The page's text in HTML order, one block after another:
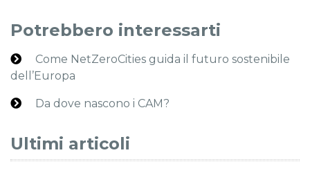
Potrebbero interessarti
Come NetZeroCities guida il futuro sostenibile
dell’Europa
Da dove nascono i CAM?
Ultimi articoli